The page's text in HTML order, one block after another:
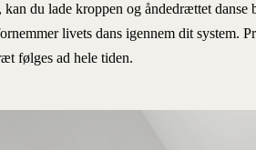
du lade kroppen og åndedrættet danse
livets dans igennem dit system.
følges ad hele tiden.